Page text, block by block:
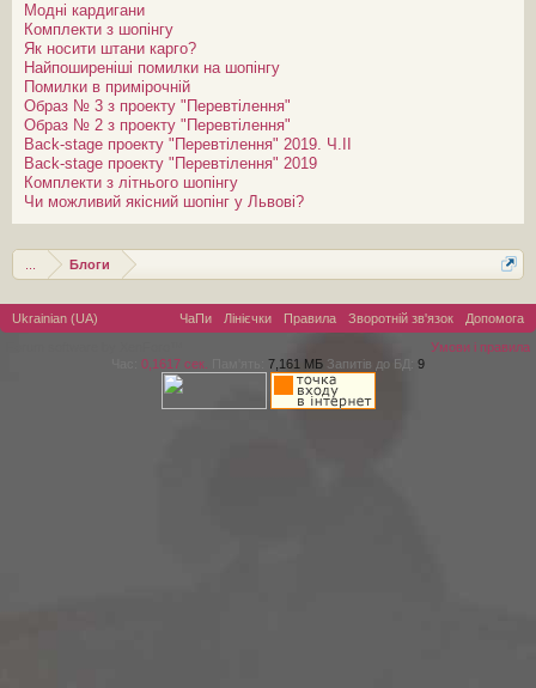
Модні кардигани
Комплекти з шопінгу
Як носити штани карго?
Найпоширеніші помилки на шопінгу
Помилки в примірочній
Образ № 3 з проекту "Перевтілення"
Образ № 2 з проекту "Перевтілення"
Back-stage проекту "Перевтілення" 2019. Ч.ІІ
Back-stage проекту "Перевтілення" 2019
Комплекти з літнього шопінгу
Чи можливий якісний шопінг у Львові?
Блоги
Ukrainian (UA) ЧаПи Лінієчки Правила Зворотній зв'язок
Допомога
Умови і правила
0,1617 сек. 7,161 МБ Запитів до БД: 9